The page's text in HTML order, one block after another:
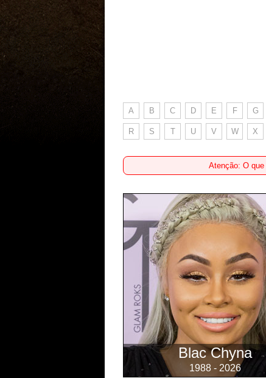
A B C D E F G
R S T U V W X
Atenção: O
Blac Chyna
1988 - 2026